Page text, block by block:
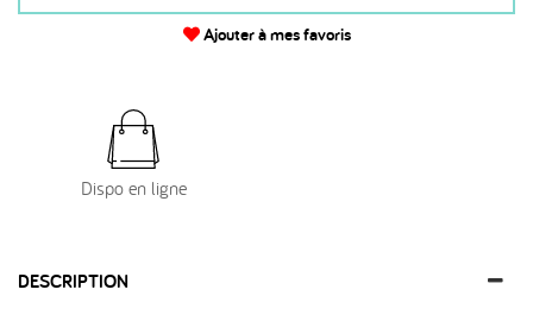
Ajouter à mes favoris
Dispo en ligne
DESCRIPTION